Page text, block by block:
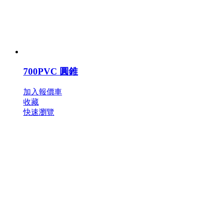
700PVC 圓錐
加入報價車
收藏
快速瀏覽